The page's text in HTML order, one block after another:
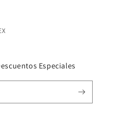
Especiales